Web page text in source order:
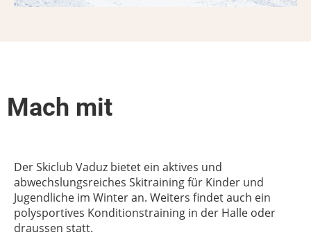
Mach mit
Der Skiclub Vaduz bietet ein aktives und
abwechslungsreiches Skitraining für Kinder und
Jugendliche im Winter an. Weiters findet auch ein
polysportives Konditionstraining in der Halle oder
draussen statt.